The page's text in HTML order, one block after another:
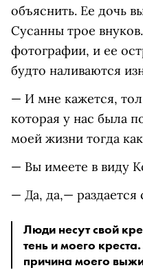
объяснить. Ее дочь
Сусанны трое
фотографии, и ее
будто наливаются
— И мне кажется,
которая у нас была
моей жизни тогда
— Вы имеете в виду
— Да, да,— раздается
Люди несут свой
тень и моего
причина моего